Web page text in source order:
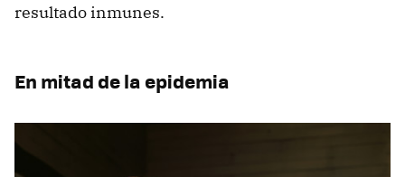
resultado inmunes.
En mitad de la epidemia